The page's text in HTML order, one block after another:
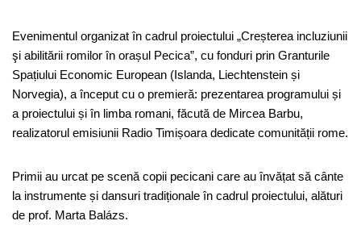
Evenimentul organizat în cadrul proiectului „Creșterea incluziunii
şi abilitării romilor în orașul Pecica”, cu fonduri prin Granturile
Spațiului Economic European (Islanda, Liechtenstein și
Norvegia), a început cu o premieră: prezentarea programului și
a proiectului și în limba romani, făcută de Mircea Barbu,
realizatorul emisiunii Radio Timișoara dedicate comunității rome.
Primii au urcat pe scenă copii pecicani care au învățat să cânte
la instrumente și dansuri tradiționale în cadrul proiectului, alături
de prof. Marta Balázs.